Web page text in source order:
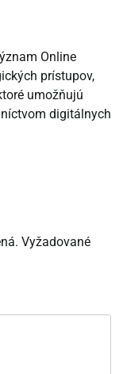
Online
prístupov,
umožňujú
digitálnych
Vyžadované